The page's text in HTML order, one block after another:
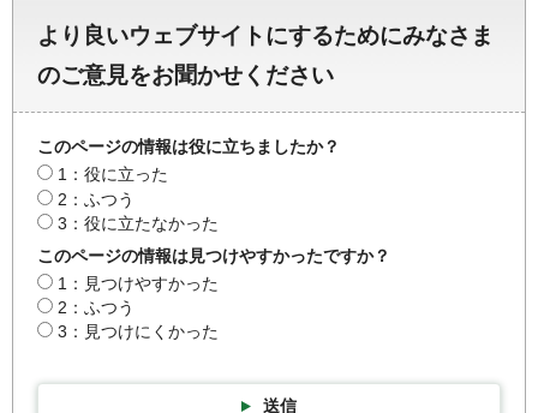
より良いウェブサイトにするためにみなさま
のご意見をお聞かせください
このページの情報は役に立ちましたか？
1：役に立った
2：ふつう
3：役に立たなかった
このページの情報は見つけやすかったですか？
1：見つけやすかった
2：ふつう
3：見つけにくかった
送信